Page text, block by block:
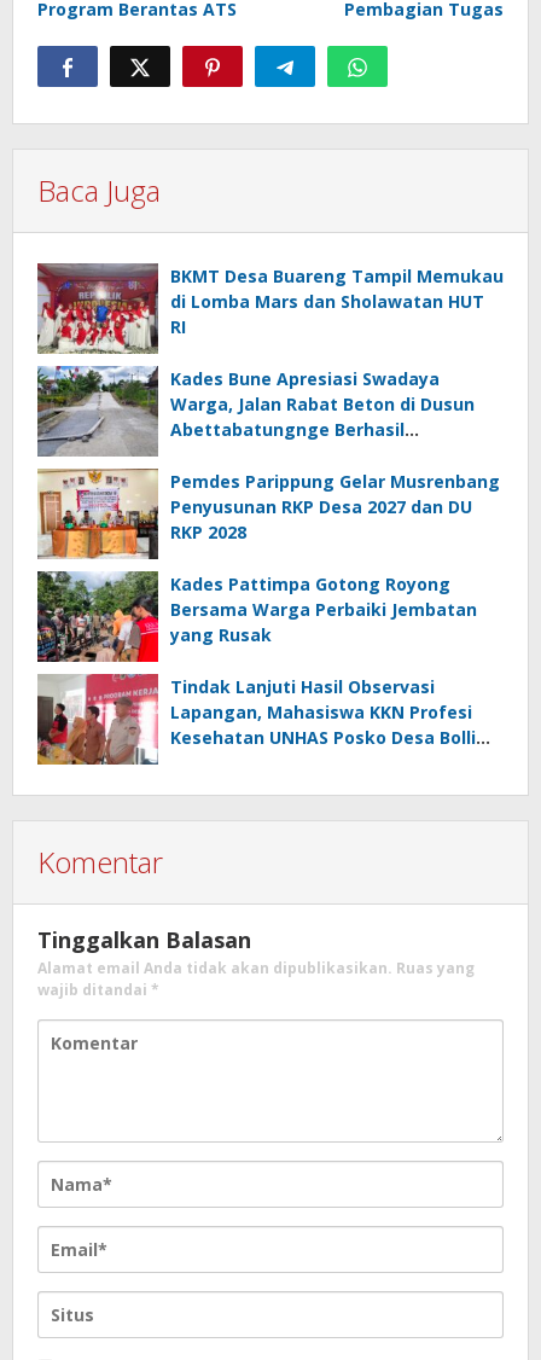
Program Berantas ATS Pembagian Tugas
Baca Juga
BKMT Desa Buareng Tampil Memukau
di Lomba Mars dan Sholawatan HUT
RI
Kades Bune Apresiasi Swadaya
Warga, Jalan Rabat Beton di Dusun
Abettabatungnge Berhasil
Pemdes Parippung Gelar Musrenbang
Penyusunan RKP Desa 2027 dan DU
RKP 2028
Kades Pattimpa Gotong Royong
Bersama Warga Perbaiki Jembatan
yang Rusak
Tindak Lanjuti Hasil Observasi
Lapangan, Mahasiswa KKN Profesi
Kesehatan UNHAS Posko Desa Bolli
Komentar
Tinggalkan Balasan
Alamat email Anda tidak akan dipublikasikan. Ruas yang
wajib ditandai *